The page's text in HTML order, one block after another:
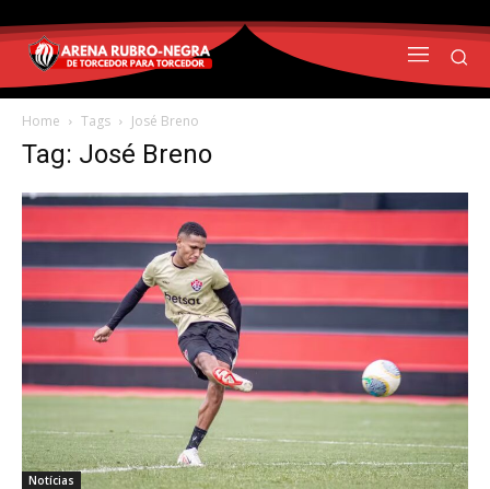
Home Tags José Breno
Tag: José Breno
Notícias